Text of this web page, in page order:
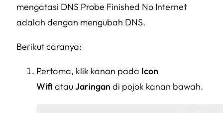
mengatasi DNS Probe Finished No Internet
adalah dengan mengubah DNS.
Berikut caranya:
Pertama, klik kanan pada Icon
Wifi atauJaringan di pojok kanan bawah.